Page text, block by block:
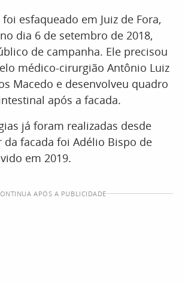
esfaqueado em Juiz de Fora,
dia 6 de setembro de 2018,
de campanha. Ele precisou
médico-cirurgião Antônio Luiz
Macedo e desenvolveu quadro
após a facada.
já foram realizadas desde
da facada foi Adélio Bispo de
em 2019.
APÓS A PUBLICIDADE